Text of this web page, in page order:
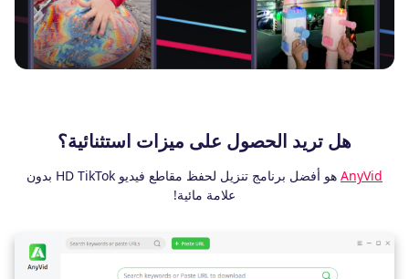
هل تريد الحصول على ميزات استثنائية؟
AnyVid
هو أفضل برنامج تنزيل لحفظ مقاطع فيديو HD TikTok بدون
علامة مائية!